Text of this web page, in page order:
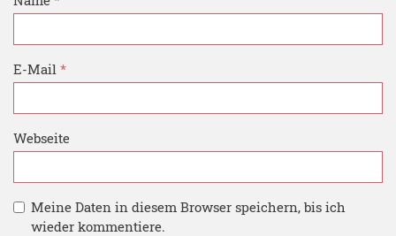
E-Mail *
Webseite
Meine Daten in diesem Browser speichern, bis ich
wieder kommentiere.